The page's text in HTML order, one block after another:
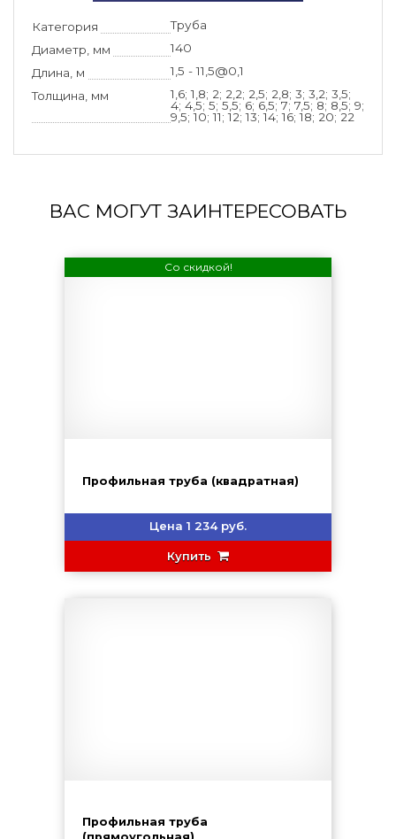
Категория
Труба
Диаметр, мм
140
Длина, м
1,5 - 11,5@0,1
Толщина, мм
1,6; 1,8; 2; 2,2; 2,5; 2,8; 3; 3,2; 3,5;
4; 4,5; 5; 5,5; 6; 6,5; 7; 7,5; 8; 8,5; 9;
9,5; 10; 11; 12; 13; 14; 16; 18; 20; 22
ВАС МОГУТ ЗАИНТЕРЕСОВАТЬ
Со скидкой!
Профильная труба (квадратная)
Цена 1 234 руб.
Купить
Профильная труба